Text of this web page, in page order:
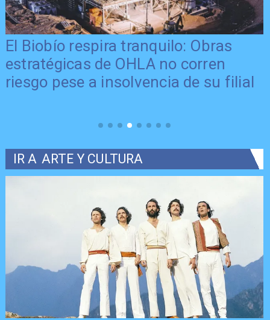
El Biobío respira tranquilo: Obras
estratégicas de OHLA no corren
riesgo pese a insolvencia de su filial
IR A ARTE Y CULTURA